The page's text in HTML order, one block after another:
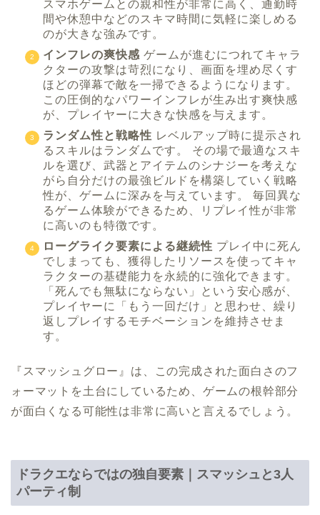
スマホゲームとの親和性が非常に高く、通勤時
間や休憩中などのスキマ時間に気軽に楽しめる
のが大きな強みです。
インフレの爽快感 ゲームが進むにつれてキャラ
クターの攻撃は苛烈になり、画面を埋め尽くす
ほどの弾幕で敵を一掃できるようになります。
この圧倒的なパワーインフレが生み出す爽快感
が、プレイヤーに大きな快感を与えます。
ランダム性と戦略性 レベルアップ時に提示され
るスキルはランダムです。 その場で最適なスキ
ルを選び、武器とアイテムのシナジーを考えな
がら自分だけの最強ビルドを構築していく戦略
性が、ゲームに深みを与えています。 毎回異な
るゲーム体験ができるため、リプレイ性が非常
に高いのも特徴です。
ローグライク要素による継続性 プレイ中に死ん
でしまっても、獲得したリソースを使ってキャ
ラクターの基礎能力を永続的に強化できます。
「死んでも無駄にならない」という安心感が、
プレイヤーに「もう一回だけ」と思わせ、繰り
返しプレイするモチベーションを維持させま
す。
『スマッシュグロー』は、この完成された面白さのフ
ォーマットを土台にしているため、ゲームの根幹部分
が面白くなる可能性は非常に高いと言えるでしょう。
ドラクエならではの独自要素｜スマッシュと3人
パーティ制